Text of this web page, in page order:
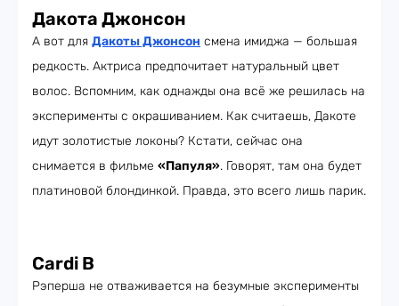
Дакота Джонсон
А вот для Дакоты Джонсон смена имиджа — большая
редкость. Актриса предпочитает натуральный цвет
волос. Вспомним, как однажды она всё же решилась на
эксперименты с окрашиванием. Как считаешь, Дакоте
идут золотистые локоны? Кстати, сейчас она
снимается в фильме «Папуля». Говорят, там она будет
платиновой блондинкой. Правда, это всего лишь парик.
Cardi B
Рэперша не отваживается на безумные эксперименты